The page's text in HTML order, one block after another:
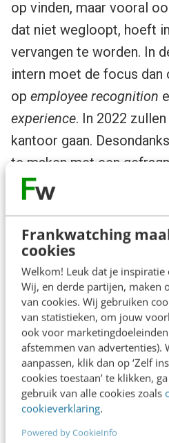
Frankwatching
cookies
Welkom! Leuk dat je
Wij, en derde partijen, maken
van cookies. Wij gebruiken
van statistieken, om jouw
ook voor
afstemmen van advertenties).
aanpassen, klik dan op ‘Zelf
cookies toestaan’ te klikken,
gebruik van alle cookies zoals
cookieverklaring.
Powered by CookieInfo
op vinden, maar vooral
dat niet wegloopt, hoeft
vervangen te worden. In
intern moet de focus
op employee recognition
experience. In 2022
kantoor gaan.
te maken met een
personeelsbestand
Net als in onze
vanaf jongs af aan –
waardering. En in een
onder andere die
vasthouden van toptalent
betrokkenheid en
prestaties. Intern via
waar mogelijk ook